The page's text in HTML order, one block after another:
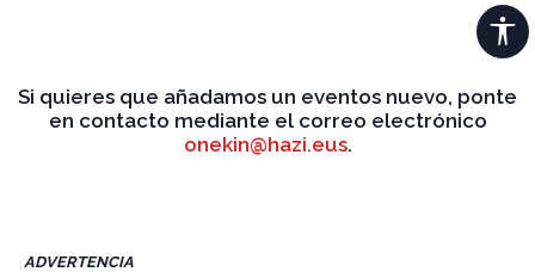
Si quieres que añadamos un eventos nuevo, ponte
en contacto mediante el correo electrónico
onekin@hazi.eus.
ADVERTENCIA